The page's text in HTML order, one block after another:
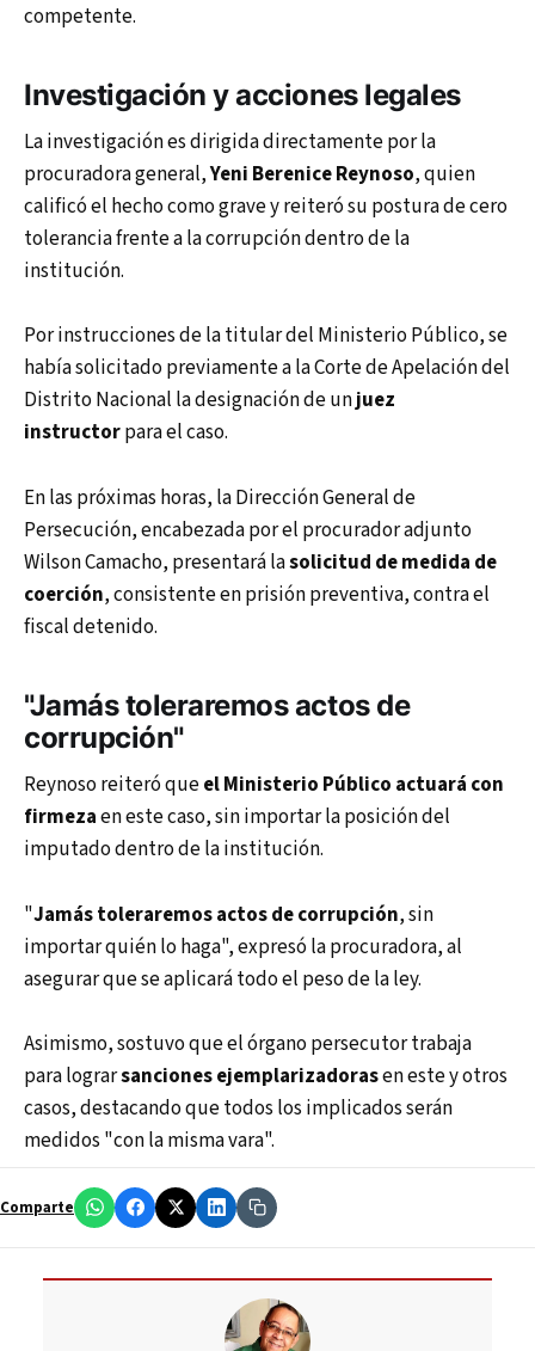
competente.
Investigación y acciones legales
La investigación es dirigida directamente por la
procuradora general,Yeni Berenice Reynoso, quien
calificó el hecho como grave y reiteró su postura de cero
tolerancia frente a la corrupción dentro de la
institución.
Por instrucciones de la titular del Ministerio Público, se
había solicitado previamente a la Corte de Apelación del
Distrito Nacional la designación de unjuez
instructorpara el caso.
En las próximas horas, la Dirección General de
Persecución, encabezada por el procurador adjunto
Wilson Camacho, presentará lasolicitud de medida de
coerción, consistente en prisión preventiva, contra el
fiscal detenido.
"Jamás toleraremos actos de
corrupción"
Reynoso reiteró queel Ministerio Público actuará con
firmezaen este caso, sin importar la posición del
imputado dentro de la institución.
"Jamás toleraremos actos de corrupción, sin
importar quién lo haga", expresó la procuradora, al
asegurar que se aplicará todo el peso de la ley.
Asimismo, sostuvo que el órgano persecutor trabaja
para lograrsanciones ejemplarizadorasen este y otros
casos, destacando que todos los implicados serán
medidos "con la misma vara".
Comparte